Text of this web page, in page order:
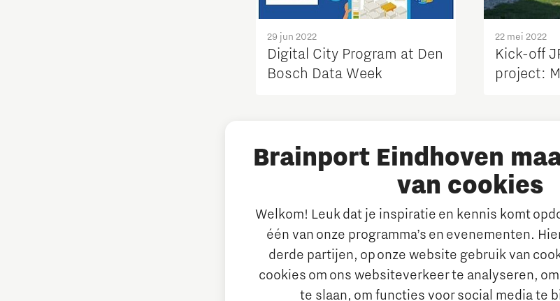
Brainport Eindhoven
van cookies
Welkom! Leuk dat je inspiratie en kennis komt
één van onze programma’s en evenementen.
derde partijen, op onze website gebruik van
cookies om ons websiteverkeer te analyseren,
te slaan, om functies voor social media te
29 jun 2022
Digital City Program at Den
Bosch Data Week
22 mei 2022
Kick-off
project: